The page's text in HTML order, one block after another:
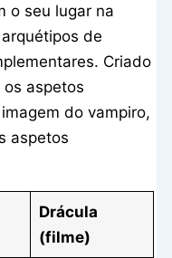
o seu lugar na
de
Criado
aspetos
do vampiro,
aspetos
Drácula
(filme)